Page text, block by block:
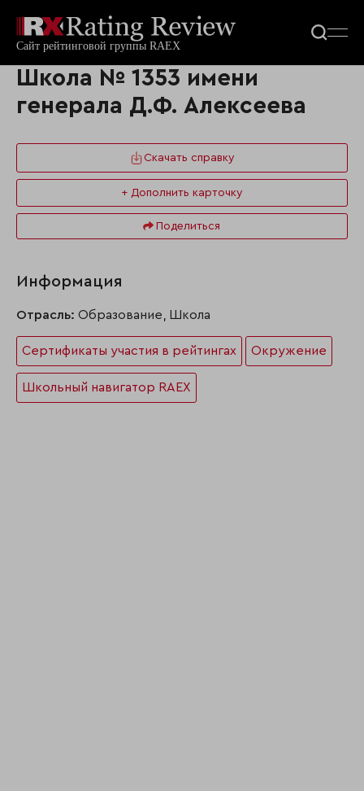
Школа № 1353 имени
генерала Д.Ф. Алексеева
Скачать справку
+ Дополнить карточку
Поделиться
Информация
Отрасль: Образование, Школа
Сертификаты участия в рейтингах Окружение
Школьный навигатор RAEX